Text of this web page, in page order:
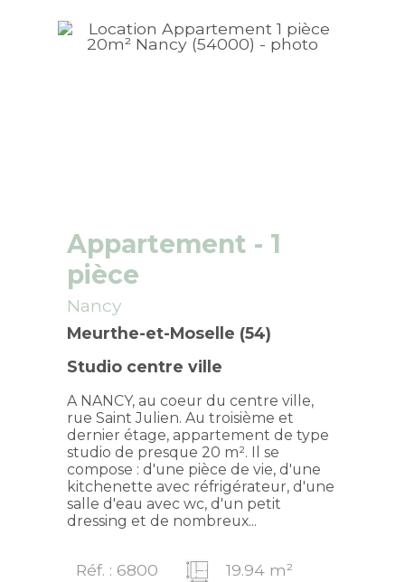
Appartement - 1
pièce
Nancy
Meurthe-et-Moselle (54)
Studio centre ville
A NANCY, au coeur du centre ville,
rue Saint Julien. Au troisième et
dernier étage, appartement de type
studio de presque 20 m². Il se
compose : d'une pièce de vie, d'une
kitchenette avec réfrigérateur, d'une
salle d'eau avec wc, d'un petit
dressing et de nombreux...
Réf. : 6800 19.94 m²